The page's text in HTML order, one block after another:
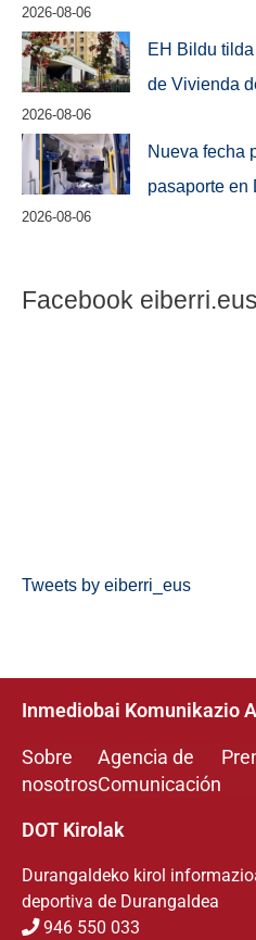
2026-08-06
EH Bildu
de Vivienda
2026-08-06
Nueva fecha
pasaporte en
2026-08-06
Facebook eiberri.eus
Tweets by eiberri_eus
Inmediobai Komunikazio
Sobre
nosotros
Agencia de
Comunicación
DOT Kirolak
Durangaldeko kirol
deportiva de Durangaldea
946 550 033